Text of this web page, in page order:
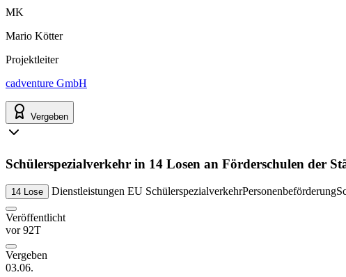
MK
Mario Kötter
Projektleiter
cadventure GmbH
Vergeben
Schülerspezialverkehr in 14 Losen an Förderschulen der
14 Lose Dienstleistungen EU SchülerspezialverkehrPersonenbeförderung
Veröffentlicht
vor 92T
Vergeben
03.06.